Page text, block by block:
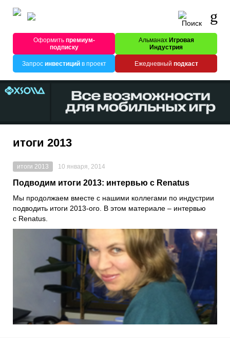
Оформитьпремиум-
подписку
Альманах Игровая
Индустрия
Запрос инвестицийв проект Ежедневный подкаст
итоги 2013
итоги 2013 10 января, 2014
Подводим итоги 2013: интервью с Renatus
Мы продолжаем вместе с нашими коллегами по индустрии
подводить итоги 2013-ого. В этом материале – интервью
с Renatus.